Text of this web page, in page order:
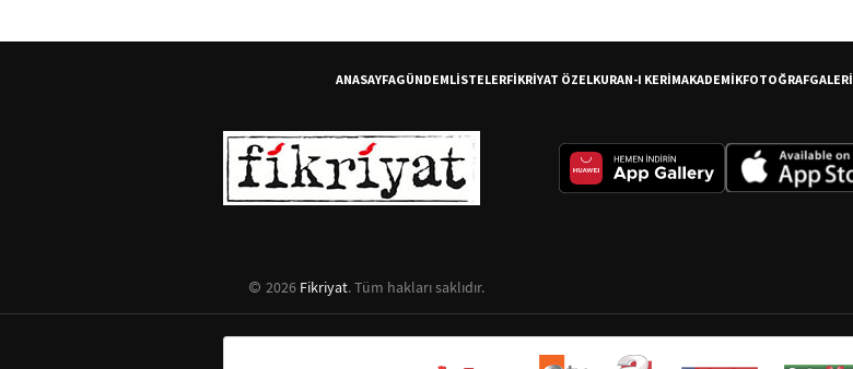
ANASAYFAGÜNDEMLİSTELERFİKRİYAT ÖZELKURAN-I KERİMAKADEMİKFOTOĞRAFGALERİ
2026 Fikriyat. Tüm hakları saklıdır.